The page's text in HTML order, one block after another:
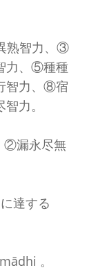
熟智力、③
力、⑤種種
智力、⑧宿
力。
②漏永尽無
達する
。